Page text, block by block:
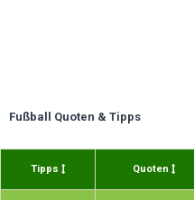
Fußball Quoten & Tipps
Tipps Quoten